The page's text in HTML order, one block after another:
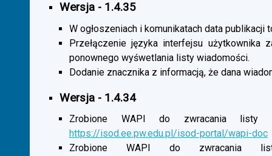
Wersja - 1.4.35
W ogłoszeniach i komunikatach data
Przełączenie języka interfejsu użytkownika
ponownego wyśwetlania listy wiadomości.
Dodanie znacznika z informacją, że dana
Wersja - 1.4.34
Zrobione WAPI do zwracania listy
https://isod.ee.pw.edu.pl/isod-portal/wapi-doc
Zrobione WAPI do zwracania listy